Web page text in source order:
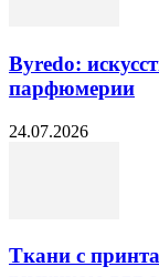
Byredo:
парфюмерии
24.07.2026
Ткани с